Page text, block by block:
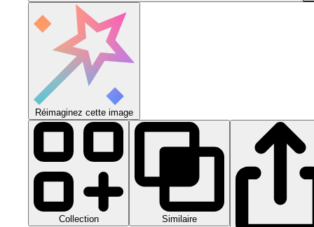
Réimaginez cette image
Collection Similaire